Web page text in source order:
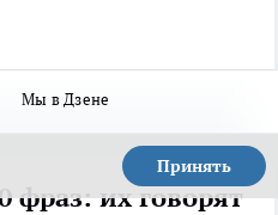
Мы в Дзене
Принять
фраз: их говорят